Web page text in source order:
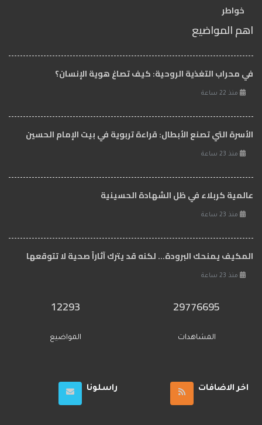
خواطر
اهم المواضيع
في محراب التغذية الروحية: كيف تصاغ هوية الإنسان؟
منذ 22 ساعة
الأسرة التي تصنع الأبطال: قراءة تربوية في بيت الإمام الحسين
منذ 23 ساعة
عالمية كربلاء في ظل الشهادة الحسينية
منذ 23 ساعة
المكيف يمنحك البرودة... لكنه قد يترك آثاراً صحية لا تتوقعها
منذ 23 ساعة
29776695
المشاهدات
12293
المواضيع
اخر الاضافات راسلونا